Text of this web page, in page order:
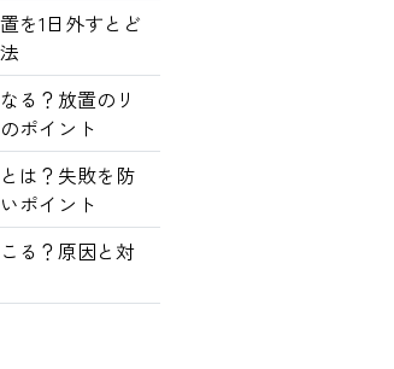
を1日外すとど
る？放置のリ
ポイント
は？失敗を防
ポイント
る？原因と対